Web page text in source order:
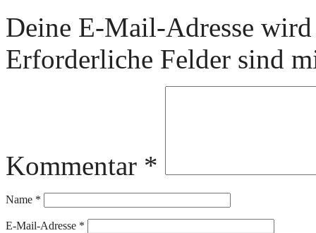
Deine E-Mail-Adresse
Erforderliche Felder sind
Kommentar *
Name *
E-Mail-Adresse *